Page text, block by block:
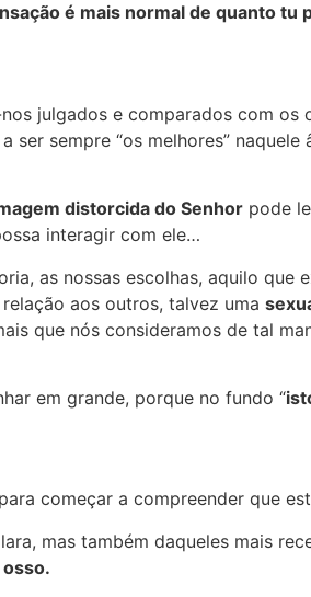
é mais normal de quanto tu
julgados e comparados com
sempre “os melhores”
distorcida do Senhor pode
interagir com ele…
as nossas escolhas, aquilo
aos outros, talvez uma
que nós consideramos de tal
em grande, porque no fundo “
para começar a compreender que
mas também daqueles mais